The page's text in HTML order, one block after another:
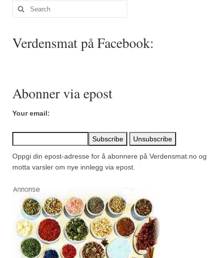
Merian
Paprikapulver, edelsøtt
Parisisk pepper
Piment d’Espelette
Quatre épices
Rosépepper
Salvie
Search
for:
Verdensmat på Facebook:
Abonner via epost
Your email:
Oppgi din epost-adresse for å abonnere på Verdensmat.no og
motta varsler om nye innlegg via epost.